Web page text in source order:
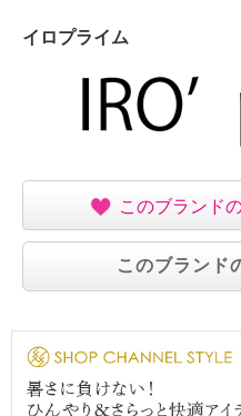
イロプライム
このブランド
このブランド